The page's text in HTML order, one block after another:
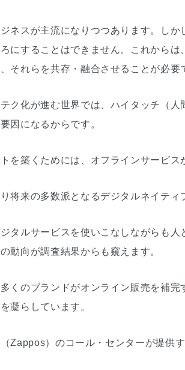
ネスが主流になりつつあります。しか
にすることはできません。これから
それらを共存・融合させることが必要
ク化が進む世界では、ハイタッチ（人
因になるからです。
を築くためには、オフラインサービス
将来の多数派となるデジタルネイティ
タルサービスを使いこなしながらも
動向が調査結果からも窺えます。
くのブランドがオンライン販売を補完
凝らしています。
Zappos）のコール・センターが提供